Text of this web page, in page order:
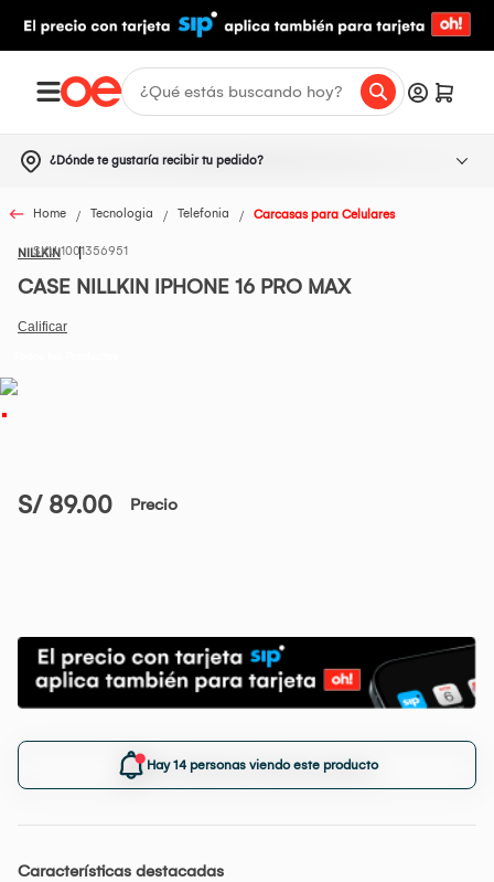
¿Dónde te gustaría recibir tu pedido?
Home Tecnologia Telefonia Carcasas para Celulares
NILLKIN1001356951
CASE NILLKIN IPHONE 16 PRO MAX
S/ 89.00 Precio
Hay 14 personas viendo este producto
Características destacadas